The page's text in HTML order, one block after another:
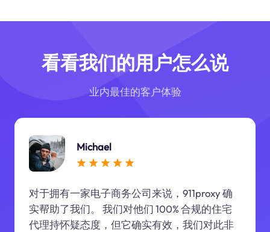
看看我们的用户怎么说
业内最佳的客户体验
Michael
对于拥有一家电子商务公司来说，911proxy 确
实帮助了我们。 我们对他们 100% 合规的住宅
代理持怀疑态度，但它确实有效，我们对此非